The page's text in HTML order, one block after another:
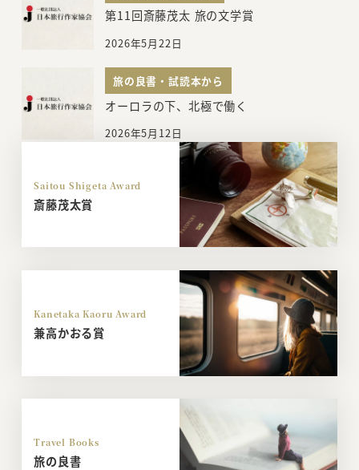
第11回斎藤茂太 旅の文学賞
2026年5月22日
旅の良書・試読本から
オーロラの下、北極で働く
2026年5月12日
Saitou Shigeta Award
斎藤茂太賞
Kanetaka Kaoru Award
兼高かおる賞
Travel Books
旅の良書